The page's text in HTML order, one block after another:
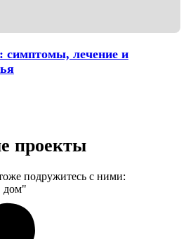
симптомы, лечение и
проекты
подружитесь с ними:
дом"